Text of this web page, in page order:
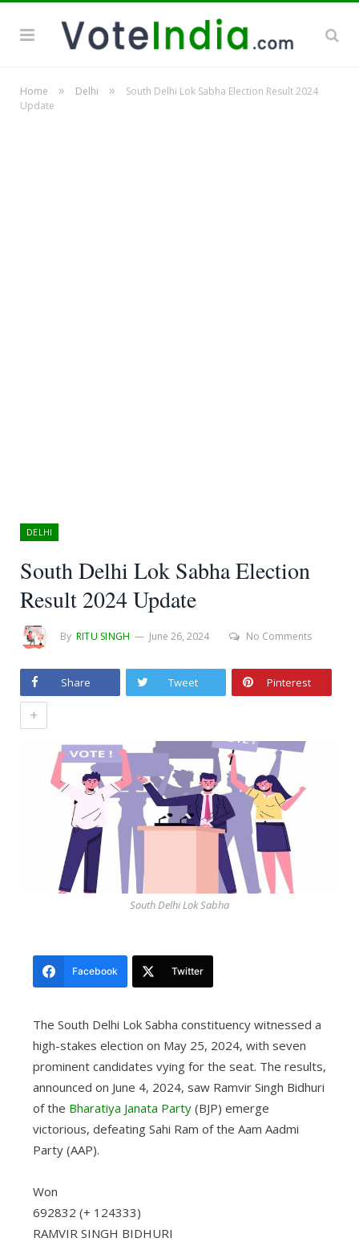
Home » Delhi »
South Delhi Lok Sabha Election Result 2024
Update
DELHI
South Delhi Lok Sabha Election
Result 2024 Update
By RITU SINGH June 26, 2024 No Comments
Share Tweet Pinterest
+
South Delhi Lok Sabha
Facebook Twitter
The South Delhi Lok Sabha constituency witnessed a
high-stakes election on May 25, 2024, with seven
prominent candidates vying for the seat. The results,
announced on June 4, 2024, saw Ramvir Singh Bidhuri
of the Bharatiya Janata Party(BJP) emerge
victorious, defeating Sahi Ram of the Aam Aadmi
Party (AAP).
Won
692832 (+ 124333)
RAMVIR SINGH BIDHURI